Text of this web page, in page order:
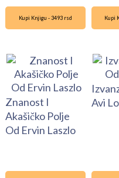
Kupi Knjigu - 3493 rsd
Znanost I
Akašičko Polje
Od Ervin Laszlo
Kupi
Avi